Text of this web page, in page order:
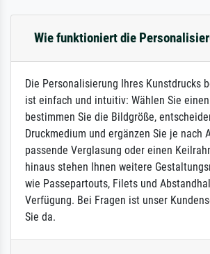
Wie funktioniert die
Die Personalisierung Ihres Kunstdrucks
ist einfach und intuitiv: Wählen Sie
bestimmen Sie die Bildgröße,
Druckmedium und ergänzen Sie je nach
passende Verglasung oder einen
hinaus stehen Ihnen weitere
wie Passepartouts, Filets und
Verfügung. Bei Fragen ist unser
Sie da.